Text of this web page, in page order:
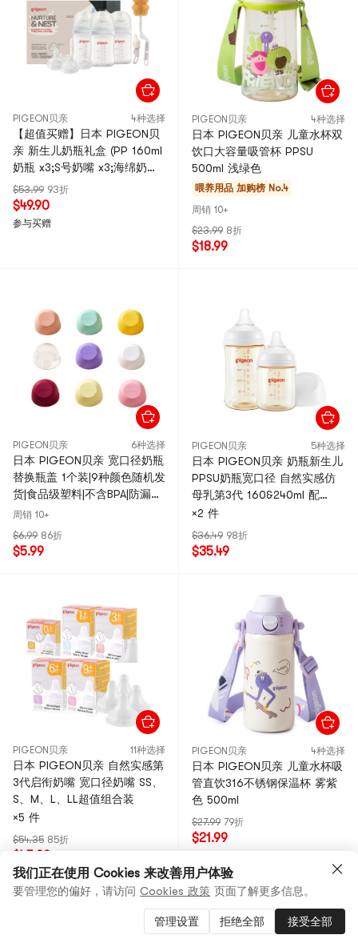
PIGEON贝亲 4种选择
【超值买赠】日本 PIGEON贝
亲 新生儿奶瓶礼盒 (PP 160ml
奶瓶 x3;S号奶嘴 x3;海绵奶瓶
刷;海绵奶嘴刷)
$53.99 93折
$49.90
参与买赠
PIGEON贝亲 4种选择
日本 PIGEON贝亲 儿童水杯双
饮口大容量吸管杯 PPSU
500ml 浅绿色
喂养用品 加购榜 No.4
周销 10+
$23.99 8折
$18.99
PIGEON贝亲 6种选择
日本 PIGEON贝亲 宽口径奶瓶
替换瓶盖 1个装|9种颜色随机发
货|食品级塑料|不含BPA|防漏耐
用
周销 10+
$6.99 86折
$5.99
PIGEON贝亲 5种选择
日本 PIGEON贝亲 奶瓶新生儿
PPSU奶瓶宽口径 自然实感仿
母乳第3代 160&240ml 配
SS&M奶嘴
×2 件
$36.49 98折
$35.49
PIGEON贝亲 11种选择
日本 PIGEON贝亲 自然实感第
3代启衔奶嘴 宽口径奶嘴 SS、
S、M、L、LL超值组合装
×5 件
$54.35 85折
$45.99
PIGEON贝亲 4种选择
日本 PIGEON贝亲 儿童水杯吸
管直饮316不锈钢保温杯 雾紫
色 500ml
$27.99 79折
$21.99
我们正在使用 Cookies 来改善用户体验
要管理您的偏好，请访问 Cookies 政策 页面了解更多信息。
管理设置 拒绝全部 接受全部